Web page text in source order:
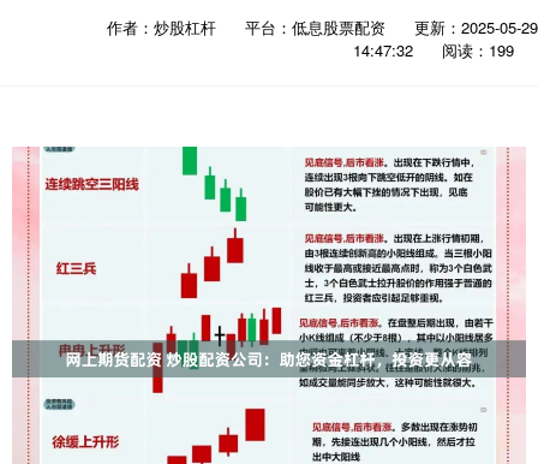
作者：炒股杠杆 平台：低息股票配资
更新：2025-05-29
14:47:32
阅读：199